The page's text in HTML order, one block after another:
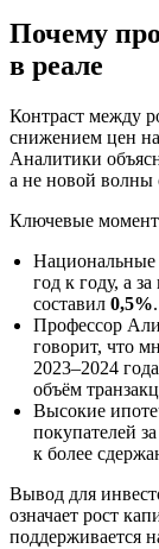
Почему
в реале
Контраст между
снижением цен
Аналитики
а не новой волны
Ключевые
Национальные
год к году, а
составил 0,5%.
Профессор
говорит, что
2023–2024
объём
Высокие
покупателей
к более
Вывод для
означает рост
поддерживается